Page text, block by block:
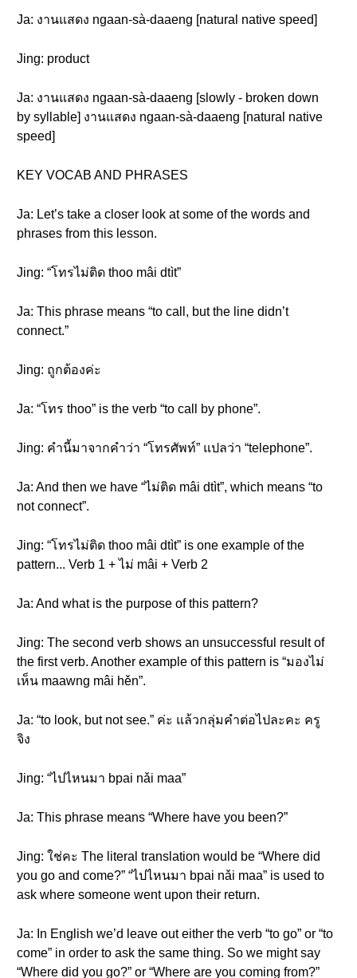
Ja: งานแสดง ngaan-sà-daaeng [natural native speed]
Jing: product
Ja: งานแสดง ngaan-sà-daaeng [slowly - broken down
by syllable] งานแสดง ngaan-sà-daaeng [natural native
speed]
KEY VOCAB AND PHRASES
Ja: Let’s take a closer look at some of the words and
phrases from this lesson.
Jing: “โทรไม่ติด thoo mâi dtìt”
Ja: This phrase means “to call, but the line didn’t
connect.”
Jing: ถูกต้องค่ะ
Ja: “โทร thoo” is the verb “to call by phone”.
Jing: คำนี้มาจากคำว่า “โทรศัพท์” แปลว่า “telephone”.
Ja: And then we have “ไม่ติด mâi dtìt”, which means “to
not connect”.
Jing: “โทรไม่ติด thoo mâi dtìt” is one example of the
pattern... Verb 1 + ไม่ mâi + Verb 2
Ja: And what is the purpose of this pattern?
Jing: The second verb shows an unsuccessful result of
the first verb. Another example of this pattern is “มองไม่
เห็น maawng mâi hěn”.
Ja: “to look, but not see.” ค่ะ แล้วกลุ่มคำต่อไปละคะ ครู
จิง
Jing: “ไปไหนมา bpai nǎi maa”
Ja: This phrase means “Where have you been?”
Jing: ใช่คะ The literal translation would be “Where did
you go and come?” “ไปไหนมา bpai nǎi maa” is used to
ask where someone went upon their return.
Ja: In English we’d leave out either the verb “to go” or “to
come” in order to ask the same thing. So we might say
“Where did you go?” or “Where are you coming from?”